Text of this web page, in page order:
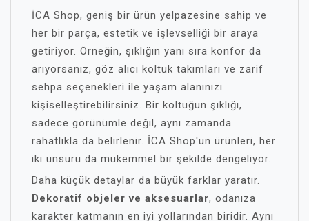
İCA Shop, geniş bir ürün yelpazesine sahip ve
her bir parça, estetik ve işlevselliği bir araya
getiriyor. Örneğin, şıklığın yanı sıra konfor da
arıyorsanız, göz alıcı koltuk takımları ve zarif
sehpa seçenekleri ile yaşam alanınızı
kişiselleştirebilirsiniz. Bir koltuğun şıklığı,
sadece görünümle değil, aynı zamanda
rahatlıkla da belirlenir. İCA Shop'un ürünleri, her
iki unsuru da mükemmel bir şekilde dengeliyor.
Daha küçük detaylar da büyük farklar yaratır.
Dekoratif objeler ve aksesuarlar, odanıza
karakter katmanın en iyi yollarından biridir. Aynı